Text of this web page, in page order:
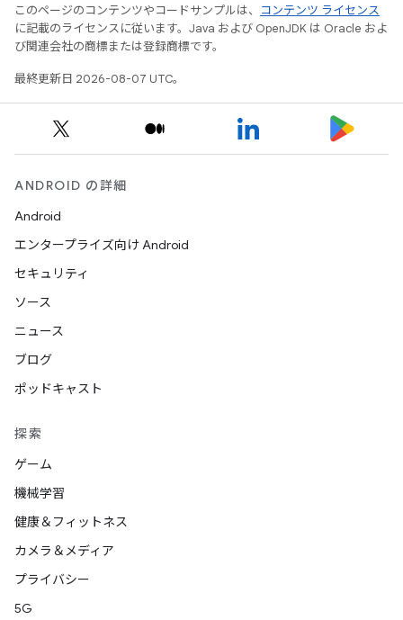
このページのコンテンツやコードサンプルは、
コンテンツ ライセンス
に記載のライセンスに従います。Java および OpenJDK は Oracle およ
び関連会社の商標または登録商標です。
最終更新日 2026-08-07 UTC。
ANDROID の詳細
Android
エンタープライズ向け Android
セキュリティ
ソース
ニュース
ブログ
ポッドキャスト
探索
ゲーム
機械学習
健康＆フィットネス
カメラ＆メディア
プライバシー
5G